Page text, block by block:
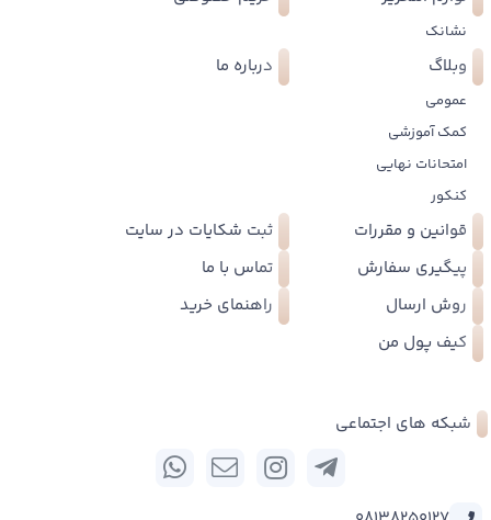
نشانک
وبلاگ
عمومی
کمک آموزشی
امتحانات نهایی
کنکور
درباره ما
قوانین و مقررات
ثبت شکایات در سایت
پیگیری سفارش
تماس با ما
روش ارسال
راهنمای خرید
کیف پول من
شبکه های اجتماعی